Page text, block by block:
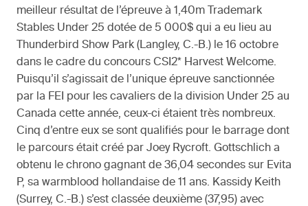
meilleur résultat de l’épreuve à 1,40m Trademark
Stables Under 25 dotée de 5 000$ qui a eu lieu au
Thunderbird Show Park (Langley, C.-B.) le 16 octobre
dans le cadre du concours CSI2* Harvest Welcome.
Puisqu’il s’agissait de l’unique épreuve sanctionnée
par la FEI pour les cavaliers de la division Under 25 au
Canada cette année, ceux-ci étaient très nombreux.
Cinq d’entre eux se sont qualifiés pour le barrage dont
le parcours était créé par Joey Rycroft. Gottschlich a
obtenu le chrono gagnant de 36,04 secondes sur Evita
P, sa warmblood hollandaise de 11 ans. Kassidy Keith
(Surrey, C.-B.) s’est classée deuxième (37,95) avec